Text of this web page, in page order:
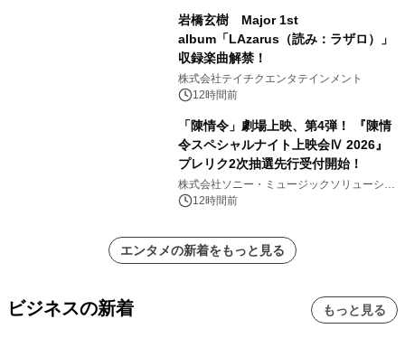
岩橋玄樹 Major 1st
album「LAzarus（読み：ラザロ）」
収録楽曲解禁！
株式会社テイチクエンタテインメント
12時間前
「陳情令」劇場上映、第4弾！ 『陳情
令スペシャルナイト上映会Ⅳ 2026』
プレリク2次抽選先行受付開始！
株式会社ソニー・ミュージックソリューショ
ンズ12時間前
エンタメの新着をもっと見る
ビジネスの新着 もっと見る